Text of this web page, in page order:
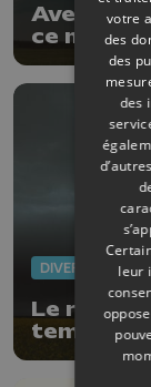
Averses
ce
DIVERS
Le retour
temps
votre
des
des
des
leur